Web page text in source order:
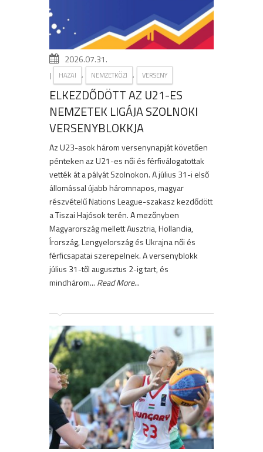
2026.07.31.
| HAZAI , NEMZETKÖZI , VERSENY
ELKEZDŐDÖTT AZ U21-ES
NEMZETEK LIGÁJA SZOLNOKI
VERSENYBLOKKJA
Az U23-asok három versenynapját követően
pénteken az U21-es női és férfiválogatottak
vették át a pályát Szolnokon. A július 31-i első
állomással újabb háromnapos, magyar
részvételű Nations League-szakasz kezdődött
a Tiszai Hajósok terén. A mezőnyben
Magyarország mellett Ausztria, Hollandia,
Írország, Lengyelország és Ukrajna női és
férficsapatai szerepelnek. A versenyblokk
július 31-től augusztus 2-ig tart, és
mindhárom... Read More...